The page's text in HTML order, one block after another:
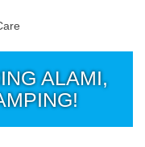
ALAMI,